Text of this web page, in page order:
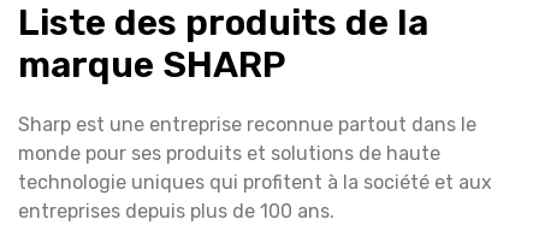
Liste des produits de la
marque SHARP
Sharp est une entreprise reconnue partout dans le
monde pour ses produits et solutions de haute
technologie uniques qui profitent à la société et aux
entreprises depuis plus de 100 ans.